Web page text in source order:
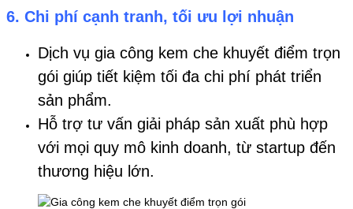
6. Chi phí cạnh tranh, tối ưu lợi nhuận
Dịch vụ gia công kem che khuyết điểm trọn
gói giúp tiết kiệm tối đa chi phí phát triển
sản phẩm.
Hỗ trợ tư vấn giải pháp sản xuất phù hợp
với mọi quy mô kinh doanh, từ startup đến
thương hiệu lớn.